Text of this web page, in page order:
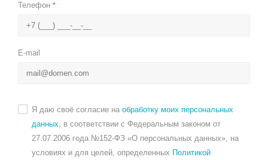
Телефон *
E-mail
Я даю своё согласие на обработку моих персональных
данных, в соответствии с Федеральным законом от
27.07.2006 года №152-ФЗ «О персональных данных», на
условиях и для целей, определенных Политикой